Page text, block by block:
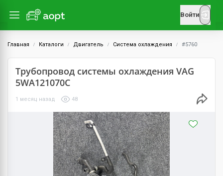
Войти
Главная Каталоги Двигатель Система охлаждения #5760
Трубопровод системы охлаждения VAG
5WA121070C
1 месяц назад 48